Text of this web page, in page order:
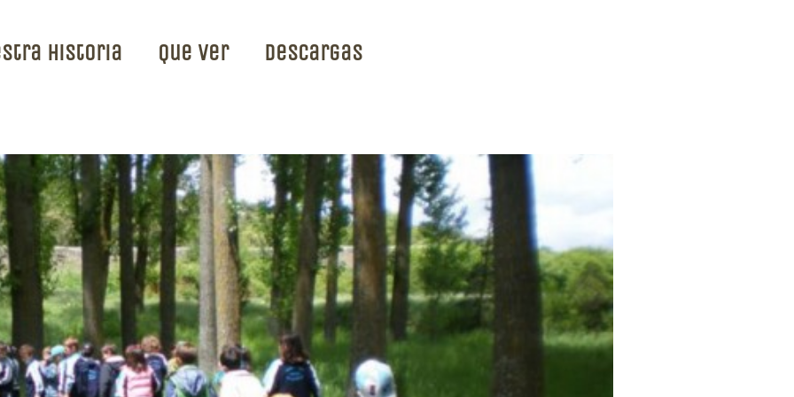
Historia Que ver Descargas